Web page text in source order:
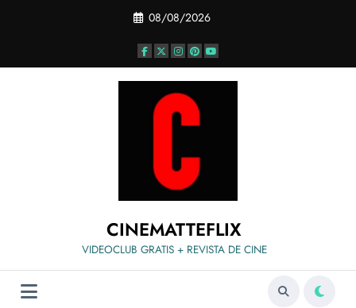
08/08/2026
CINEMATTEFLIX
VIDEOCLUB GRATIS + REVISTA DE CINE